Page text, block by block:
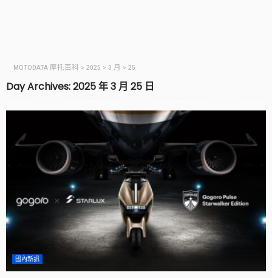
MOTODATA 摩托百科 > 2025 > 3 月 > 25
Day Archives: 2025 年 3 月 25 日
國內新訊